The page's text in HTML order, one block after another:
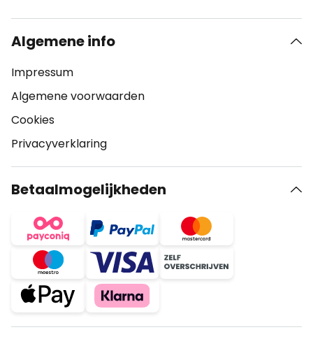
Algemene info
Impressum
Algemene voorwaarden
Cookies
Privacyverklaring
Betaalmogelijkheden